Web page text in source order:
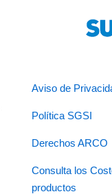
Aviso de
Política SGSI
Derechos ARCO
Consulta los
productos